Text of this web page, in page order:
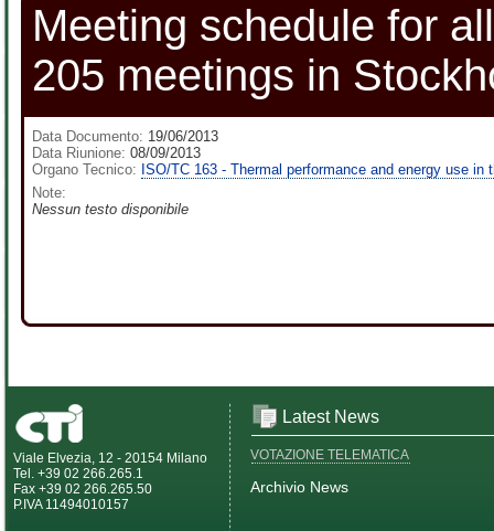
Meeting schedule for
205 meetings in
Data Documento: 19/06/2013
Data Riunione: 08/09/2013
Organo Tecnico: ISO/TC 163 - Thermal performance and energy use in
Note:
Nessun testo disponibile
Viale Elvezia, 12 - 20154 Milano
Tel. +39 02 266.265.1
Fax +39 02 266.265.50
P.IVA 11494010157
Latest News
VOTAZIONE TELEMATICA
Archivio News